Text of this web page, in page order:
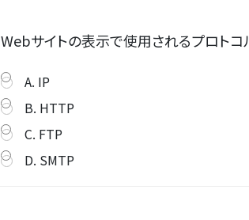
Webサイトの表示で使用されるプロトコ
A. IP
B. HTTP
C. FTP
D. SMTP